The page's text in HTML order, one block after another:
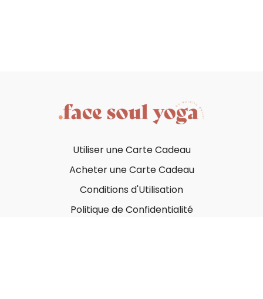
Utiliser une Carte Cadeau
Acheter une Carte Cadeau
Conditions d'Utilisation
Politique de Confidentialité